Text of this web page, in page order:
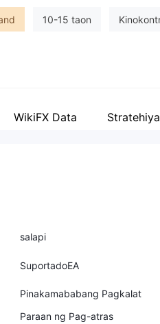
10-15 taon
Ang buong lisensya ng
WikiFX Data
salapi
SuportadoEA
Pinakamababang Pagkalat
Paraan ng Pag-atras